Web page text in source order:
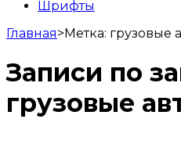
Шрифты
Главная>Метка: грузовые
Записи по
грузовые